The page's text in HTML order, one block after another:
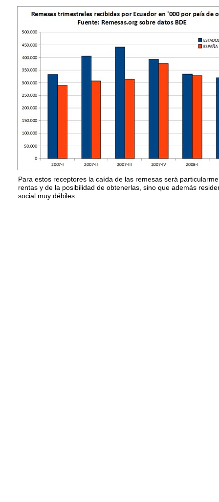
Para estos receptores la caída de las remesas será
rentas y de la posibilidad de obtenerlas, sino que además
social muy débiles.